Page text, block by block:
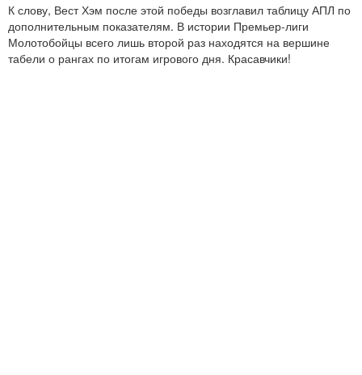
К слову, Вест Хэм после этой победы возглавил таблицу АПЛ по
дополнительным показателям. В истории Премьер-лиги
Молотобойцы всего лишь второй раз находятся на вершине
табели о рангах по итогам игрового дня. Красавчики!